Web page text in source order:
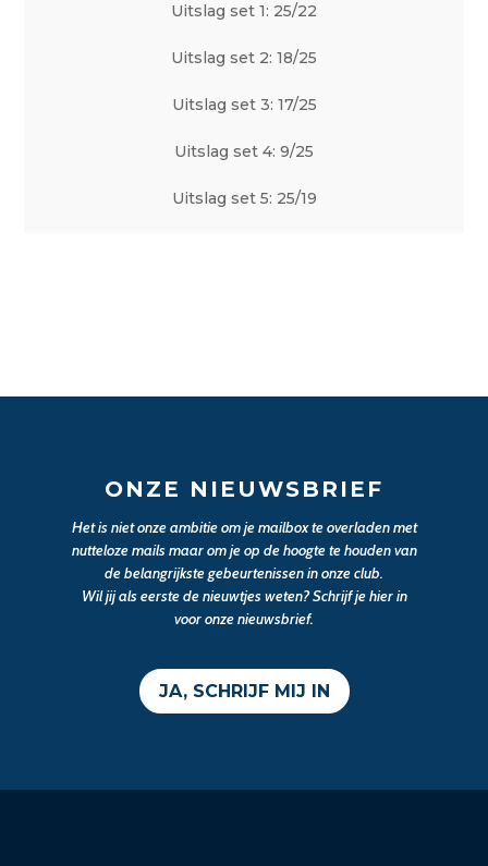
Uitslag set 1: 25/22
Uitslag set 2: 18/25
Uitslag set 3: 17/25
Uitslag set 4: 9/25
Uitslag set 5: 25/19
ONZE NIEUWSBRIEF
Het is niet onze ambitie om je mailbox te overladen met
nutteloze mails maar om je op de hoogte te houden van
de belangrijkste gebeurtenissen in onze club.
Wil jij als eerste de nieuwtjes weten? Schrijf je hier in
voor onze nieuwsbrief.
JA, SCHRIJF MIJ IN